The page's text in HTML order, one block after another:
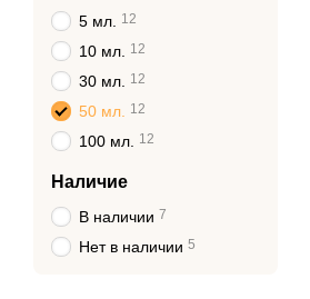
5 мл. 12
10 мл. 12
30 мл. 12
50 мл. 12
100 мл. 12
Наличие
В наличии 7
Нет в наличии 5